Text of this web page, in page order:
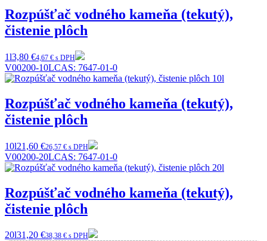
Rozpúšťač vodného kameňa (tekutý),
čistenie plôch
1l3,80 €4,67 € s DPH
V00200-10LCAS: 7647-01-0
Rozpúšťač vodného kameňa (tekutý),
čistenie plôch
10l21,60 €26,57 € s DPH
V00200-20LCAS: 7647-01-0
Rozpúšťač vodného kameňa (tekutý),
čistenie plôch
20l31,20 €38,38 € s DPH